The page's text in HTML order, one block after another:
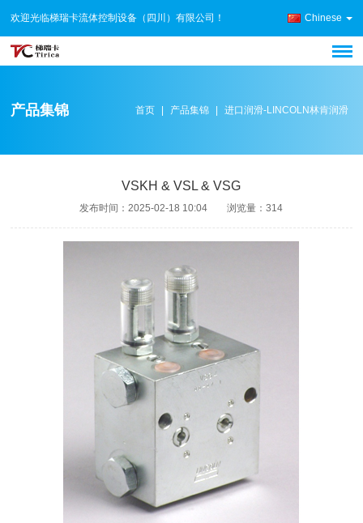
欢迎光临梯瑞卡流体控制设备（四川）有限公司！ Chinese
产品集锦 首页 | 产品集锦 | 进口润滑-LINCOLN林肯润滑
VSKH & VSL & VSG
发布时间：2025-02-18 10:04 浏览量：314